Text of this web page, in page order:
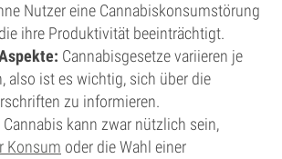
Nutzer eine Cannabiskonsumstörung
ihre Produktivität beeinträchtigt.
Cannabisgesetze variieren je
also ist es wichtig, sich über die
zu informieren.
Cannabis kann zwar nützlich sein,
Konsum oder die Wahl einer